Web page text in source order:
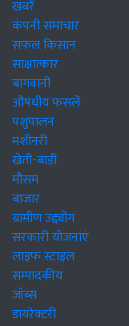
खबरें
कंपनी समाचार
सफल किसान
साक्षात्कार
बागवानी
औषधीय फसलें
पशुपालन
मशीनरी
खेती-बाड़ी
मौसम
बाजार
ग्रामीण उद्द्योग
सरकारी योजनाएं
लाइफ स्टाइल
सम्पादकीय
जॉब्स
डायरेक्टरी